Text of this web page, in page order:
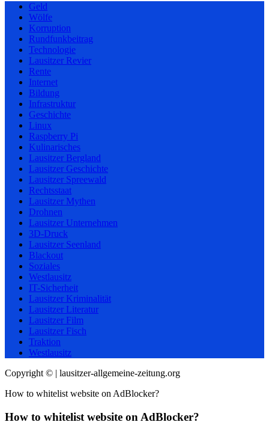
Geld
Wölfe
Korruption
Rundfunkbeitrag
Technologie
Lausitzer Revier
Rente
Internet
Bildung
Infrastruktur
Geschichte
Linux
Raspberry Pi
Kulinarisches
Lausitzer Bergland
Lausitzer Geschichte
Lausitzer Spreewald
Rechtsstaat
Lausitzer Mythen
Drohnen
Lausitzer Unternehmen
3D-Druck
Lausitzer Seenland
Blackout
Soziales
Westlausitz
IT-Sicherheit
Lausitzer Kriminalität
Lausitzer Literatur
Lausitzer Film
Lausitzer Fisch
Traktion
Westlausitz
Copyright © | lausitzer-allgemeine-zeitung.org
How to whitelist website on AdBlocker?
How to whitelist website on AdBlocker?